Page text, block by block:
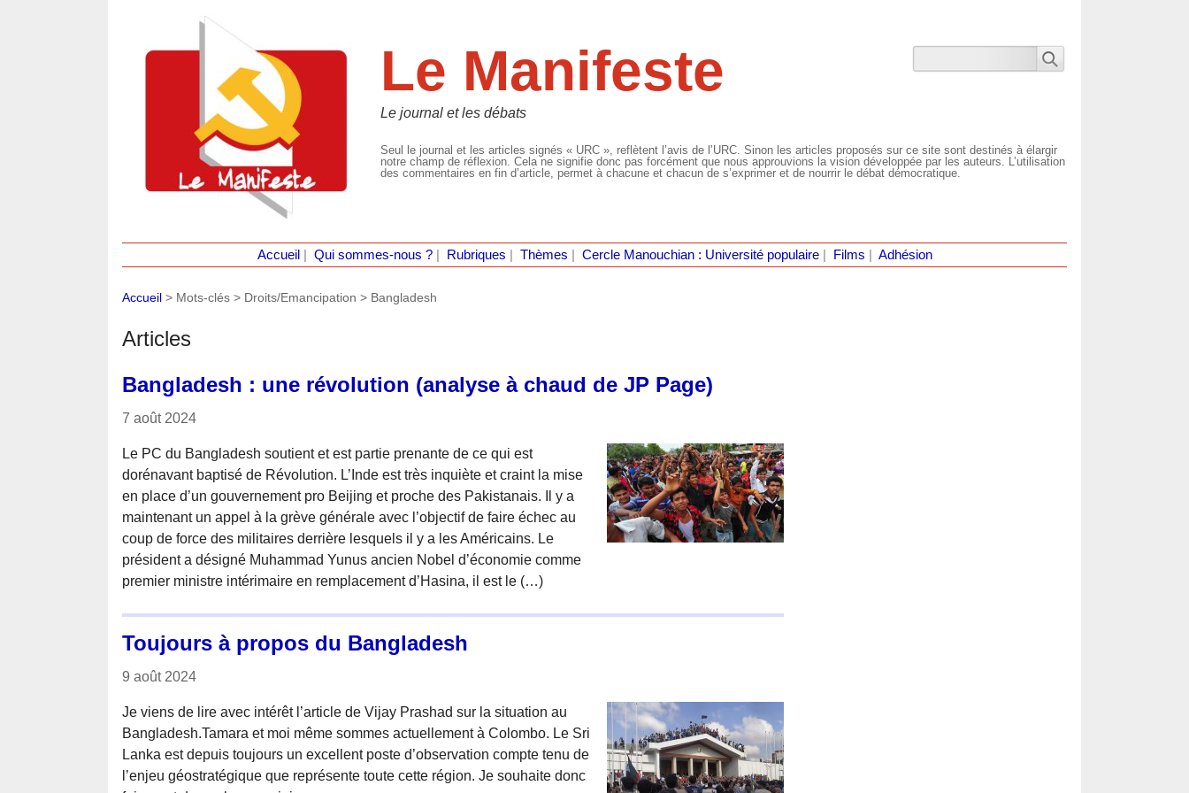
Le Manifeste
Le journal et les débats
Seul le journal et les articles signés « URC », reflètent l’avis de l’URC. Sinon les articles proposés sur ce site sont destinés à élargir
notre champ de réflexion. Cela ne signifie donc pas forcément que nous approuvions la vision développée par les auteurs. L’utilisation
des commentaires en fin d’article, permet à chacune et chacun de s’exprimer et de nourrir le débat démocratique.
Accueil Qui sommes-nous ?| Rubriques Thèmes Cercle Manouchian : Université populaire| Films Adhésion
Accueil > Mots-clés > Droits/Emancipation > Bangladesh
Articles
Bangladesh : une révolution (analyse à chaud de JP Page)
7 août 2024
Le PC du Bangladesh soutient et est partie prenante de ce qui est
dorénavant baptisé de Révolution. L’Inde est très inquiète et craint la mise
en place d’un gouvernement pro Beijing et proche des Pakistanais. Il y a
maintenant un appel à la grève générale avec l’objectif de faire échec au
coup de force des militaires derrière lesquels il y a les Américains. Le
président a désigné Muhammad Yunus ancien Nobel d’économie comme
premier ministre intérimaire en remplacement d’Hasina, il est le (…)
Toujours à propos du Bangladesh
9 août 2024
Je viens de lire avec intérêt l’article de Vijay Prashad sur la situation au
Bangladesh.Tamara et moi même sommes actuellement à Colombo. Le Sri
Lanka est depuis toujours un excellent poste d’observation compte tenu de
l’enjeu géostratégique que représente toute cette région. Je souhaite donc